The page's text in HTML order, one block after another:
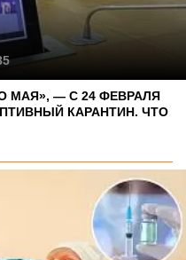
МАЯ», — С 24 ФЕВРАЛЯ
КАРАНТИН. ЧТО